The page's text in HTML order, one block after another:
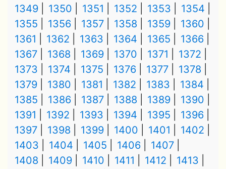
1349
1350 1351 1352 1353
1354
1355
1356 1357 1358 1359
1360
1361
1362 1363 1364 1365
1366
1367
1368 1369 1370 1371
1372
1373
1374 1375 1376 1377
1378
1379
1380 1381 1382 1383
1384
1385
1386 1387 1388 1389
1390
1391
1392 1393 1394 1395
1396
1397
1398 1399 1400 1401
1402
1403
1404 1405 1406
1407
1408
1409 1410 1411 1412
1413